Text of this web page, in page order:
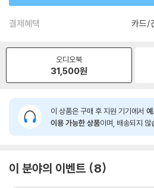
결제혜택 카드/
오디오북
31,500원
이 상품은 구매 후 지원 기기에서
이용 가능한 상품이며, 배송되지 않
이 분야의 이벤트 8